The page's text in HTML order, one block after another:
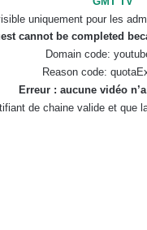
uniquement pour les
cannot be completed
Domain code:
Reason code:
Erreur : aucune vidéo
de chaine valide et